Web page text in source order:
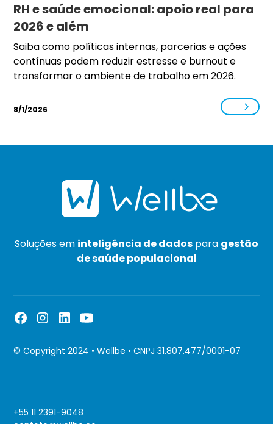
RH e saúde emocional: apoio real para
2026 e além
Saiba como políticas internas, parcerias e ações
contínuas podem reduzir estresse e burnout e
transformar o ambiente de trabalho em 2026.
8/1/2026
Soluções em inteligência de dados para gestão
de saúde populacional
© Copyright 2024 • Wellbe • CNPJ 31.807.477/0001-07
+55 11 2391-9048